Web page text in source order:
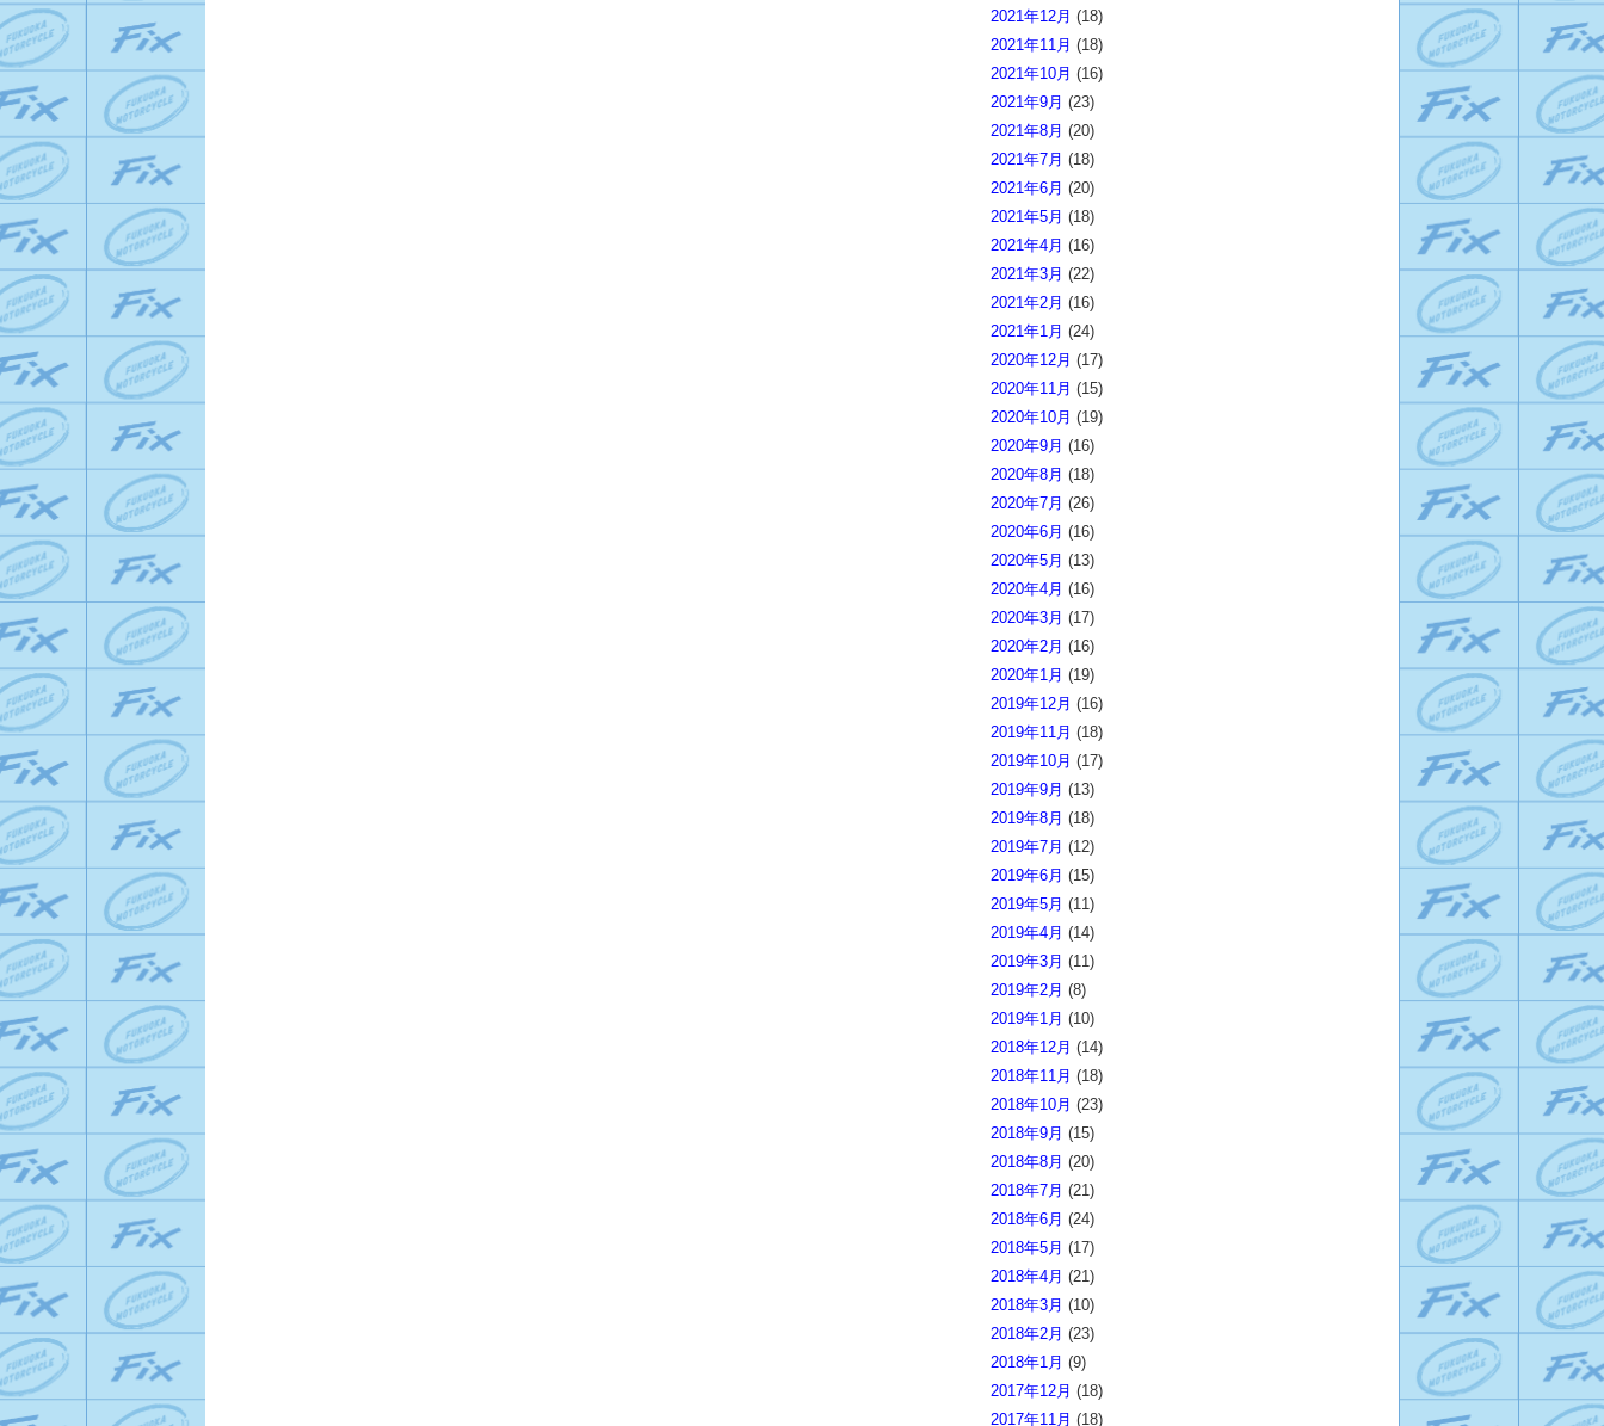
2021年12月 (18)
2021年11月 (18)
2021年10月 (16)
2021年9月 (23)
2021年8月 (20)
2021年7月 (18)
2021年6月 (20)
2021年5月 (18)
2021年4月 (16)
2021年3月 (22)
2021年2月 (16)
2021年1月 (24)
2020年12月 (17)
2020年11月 (15)
2020年10月 (19)
2020年9月 (16)
2020年8月 (18)
2020年7月 (26)
2020年6月 (16)
2020年5月 (13)
2020年4月 (16)
2020年3月 (17)
2020年2月 (16)
2020年1月 (19)
2019年12月 (16)
2019年11月 (18)
2019年10月 (17)
2019年9月 (13)
2019年8月 (18)
2019年7月 (12)
2019年6月 (15)
2019年5月 (11)
2019年4月 (14)
2019年3月 (11)
2019年2月 (8)
2019年1月 (10)
2018年12月 (14)
2018年11月 (18)
2018年10月 (23)
2018年9月 (15)
2018年8月 (20)
2018年7月 (21)
2018年6月 (24)
2018年5月 (17)
2018年4月 (21)
2018年3月 (10)
2018年2月 (23)
2018年1月 (9)
2017年12月 (18)
2017年11月 (18)